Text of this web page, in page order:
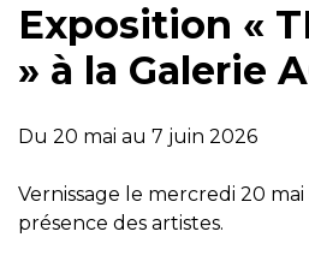
Exposition «
» à la Galerie
Du 20 mai au 7 juin 2026
Vernissage le mercredi 20
présence des artistes.